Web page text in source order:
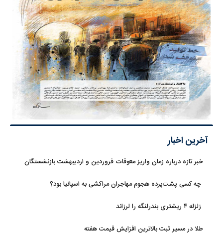
آخرین اخبار
خبر تازه درباره زمان واریز معوقات فروردین و اردیبهشت بازنشستگان
چه کسی پشت‌پرده هجوم مهاجران مراکشی به اسپانیا بود؟
زلزله ۴ ریشتری بندرلنگه را لرزاند
طلا در مسیر ثبت بالاترین افزایش قیمت هفته